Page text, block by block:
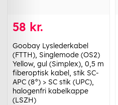
58 kr.
Goobay Lyslederkabel
(FTTH), Singlemode (OS2)
Yellow, gul (Simplex), 0,5 m
fiberoptisk kabel, stik SC-
APC (8°) > SC stik (UPC),
halogenfri kabelkappe
(LSZH)